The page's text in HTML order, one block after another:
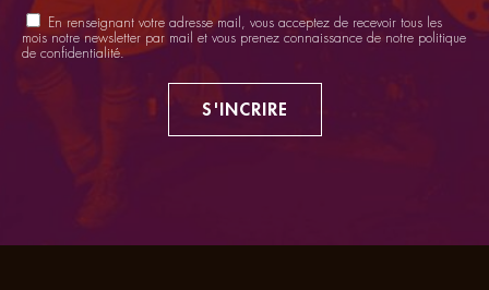
En renseignant votre adresse mail, vous acceptez de recevoir tous les
mois notre newsletter par mail et vous prenez connaissance de notre politique
de confidentialité.
S'INCRIRE